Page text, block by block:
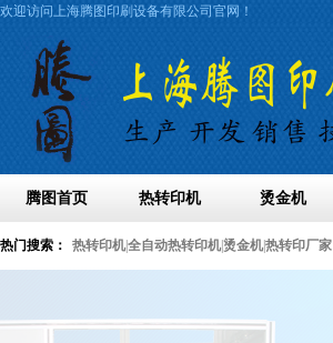
欢迎访问上海腾图印刷设备有限公司官网！
腾图首页 热转印机 烫金机
热门搜索： 热转印机全自动热转印机烫金机热转印厂家